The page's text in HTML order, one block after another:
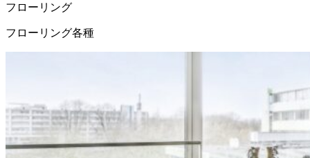
フローリング
フローリング各種